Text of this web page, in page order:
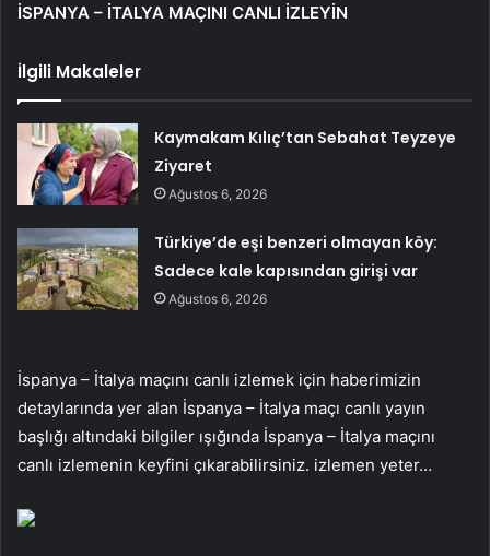
İSPANYA – İTALYA MAÇINI CANLI İZLEYİN
İlgili Makaleler
Kaymakam Kılıç’tan Sebahat Teyzeye
Ziyaret
Ağustos 6, 2026
Türkiye’de eşi benzeri olmayan köy:
Sadece kale kapısından girişi var
Ağustos 6, 2026
İspanya – İtalya maçını canlı izlemek için haberimizin
detaylarında yer alan İspanya – İtalya maçı canlı yayın
başlığı altındaki bilgiler ışığında İspanya – İtalya maçını
canlı izlemenin keyfini çıkarabilirsiniz. izlemen yeter…